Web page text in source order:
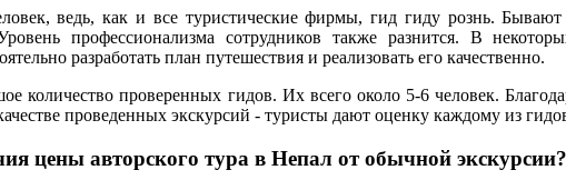
ведь, как и все туристические фирмы, гид гиду рознь. Бывают
профессионализма сотрудников также разнится. В
разработать план путешествия и реализовать его качественно.
количество проверенных гидов. Их всего около 5-6 человек.
проведенных экскурсий - туристы дают оценку каждому из
цены авторского тура в Непал от обычной экскурсии?